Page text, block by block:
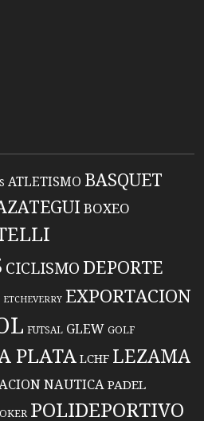
ATLETISMO BASQUET
BOXEO
CICLISMO DEPORTE
ETCHEVERRY EXPORTACION
FUTSAL GLEW GOLF
PLATA LCHF LEZAMA
NAUTICA PADEL
POLIDEPORTIVO